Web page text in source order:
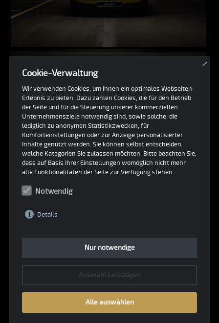
Cookie-Verwaltung
×
Wir verwenden Cookies, um Ihnen ein optimales Webseiten-
Erlebnis zu bieten. Dazu zählen Cookies, die für den Betrieb
der Seite und für die Steuerung unserer kommerziellen
Unternehmensziele notwendig sind, sowie solche, die
lediglich zu anonymen Statistikzwecken, für
Komforteinstellungen oder zur Anzeige personalisierter
Inhalte genutzt werden. Sie können selbst entscheiden,
welche Kategorien Sie zulassen möchten. Bitte beachten Sie,
dass auf Basis Ihrer Einstellungen womöglich nicht mehr
alle Funktionalitäten der Seite zur Verfügung stehen.
Notwendig
Details
Nur notwendige
Auswahl bestätigen
Alle auswählen